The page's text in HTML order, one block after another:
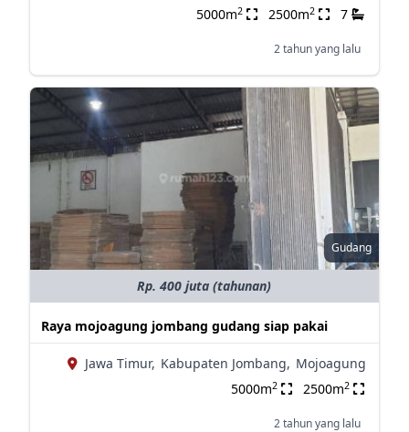
5000m2 2500m2 7
2 tahun yang lalu
Gudang
Rp. 400 juta (tahunan)
Raya mojoagung jombang gudang siap pakai
Jawa Timur, Kabupaten Jombang, Mojoagung
5000m2 2500m2
2 tahun yang lalu